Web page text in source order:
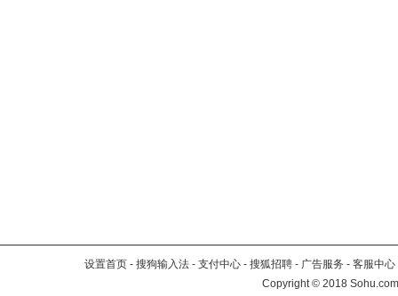
设置首页 - 搜狗输入法 - 支付中心 - 搜狐招聘 - 广告服务 - 客服中心
Copyright©2018